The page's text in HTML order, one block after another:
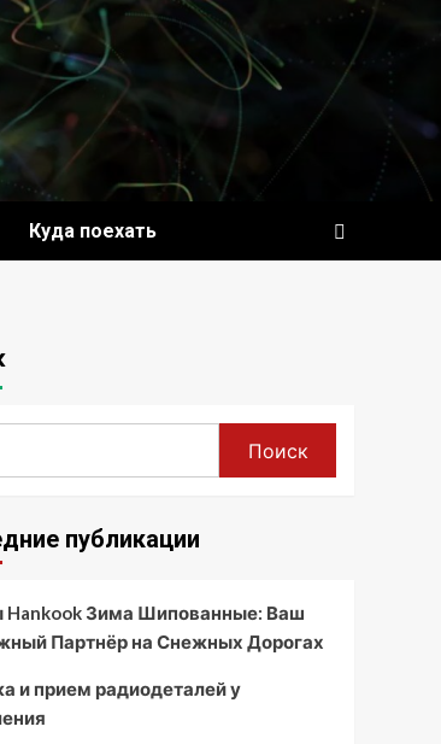
Куда поехать
Поиск
публикации
Зима Шипованные: Ваш
Партнёр на Снежных Дорогах
и прием радиодеталей у